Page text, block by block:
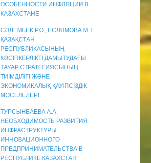
ОСОБЕННОСТИ ИНФЛЯЦИИ В
КАЗАХСТАНЕ
СӘЛЕМБЕК Р.О., ЕСЛЯМОВА М.Т.
ҚАЗАҚСТАН
РЕСПУБЛИКАСЫНЫҢ
КӘСІПКЕРЛІКТІ ДАМЫТУДАҒЫ
ТАУАР СТРАТЕГИЯСЫНЫҢ
ТИІМДІЛІГІ ЖӘНЕ
ЭКОНОМИКАЛЫҚ ҚАУІПСІЗДІК
МӘСЕЛЕЛЕРІ
ТУРСЫНБАЕВА А.А.
НЕОБХОДИМОСТЬ РАЗВИТИЯ
ИНФРАСТРУКТУРЫ
ИННОВАЦИОННОГО
ПРЕДПРИНИМАТЕЛЬСТВА В
РЕСПУБЛИКЕ КАЗАХСТАН